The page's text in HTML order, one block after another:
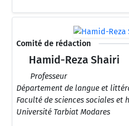
Comité de rédaction
Hamid-Reza Shairi
Professeur
Département de langue et
Faculté de sciences sociales et
Université Tarbiat Modares